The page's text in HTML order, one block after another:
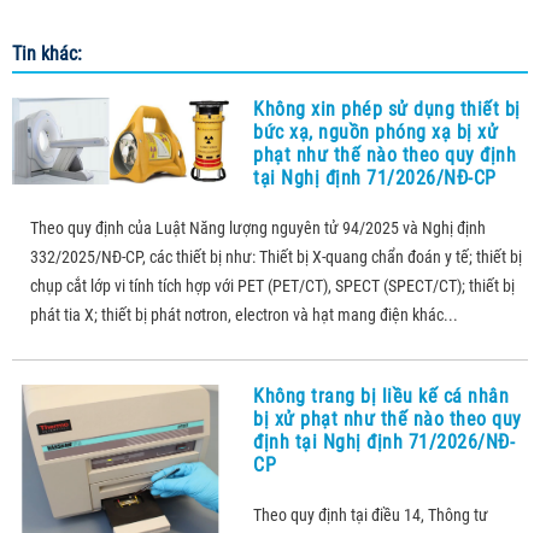
Tin khác:
Không xin phép sử dụng thiết bị
bức xạ, nguồn phóng xạ bị xử
phạt như thế nào theo quy định
tại Nghị định 71/2026/NĐ-CP
Theo quy định của Luật Năng lượng nguyên tử 94/2025 và Nghị định
332/2025/NĐ-CP, các thiết bị như: Thiết bị X-quang chẩn đoán y tế; thiết bị
chụp cắt lớp vi tính tích hợp với PET (PET/CT), SPECT (SPECT/CT); thiết bị
phát tia X; thiết bị phát nơtron, electron và hạt mang điện khác...
Không trang bị liều kế cá nhân
bị xử phạt như thế nào theo quy
định tại Nghị định 71/2026/NĐ-
CP
Theo quy định tại điều 14, Thông tư